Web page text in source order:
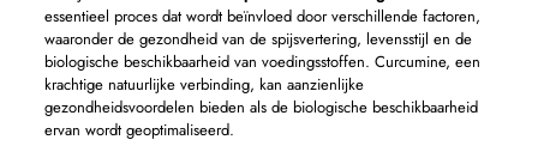
essentieel proces dat wordt beïnvloed door verschillende factoren,
waaronder de gezondheid van de spijsvertering, levensstijl en de
biologische beschikbaarheid van voedingsstoffen. Curcumine, een
krachtige natuurlijke verbinding, kan aanzienlijke
gezondheidsvoordelen bieden als de biologische beschikbaarheid
ervan wordt geoptimaliseerd.